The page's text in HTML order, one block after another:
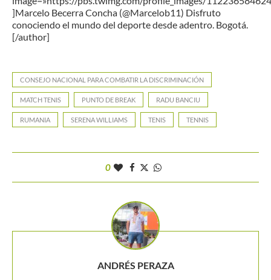
]Marcelo Becerra Concha (@Marcelob11) Disfruto
conociendo el mundo del deporte desde adentro. Bogotá.
[/author]
CONSEJO NACIONAL PARA COMBATIR LA DISCRIMINACIÓN
MATCH TENIS PUNTO DE BREAK RADU BANCIU
RUMANIA SERENA WILLIAMS TENIS TENNIS
0
ANDRÉS PERAZA